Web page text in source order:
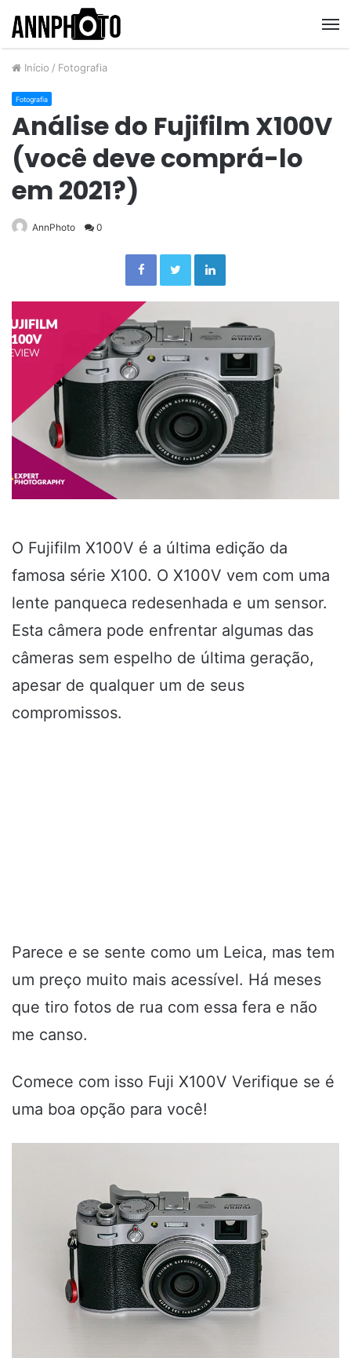
Início / Fotografia
Fotografia
Análise do Fujifilm X100V
(você deve comprá-lo
em 2021?)
AnnPhoto 0
FacebookTwitterLinkedin
O Fujifilm X100V é a última edição da
famosa série X100. O X100V vem com uma
lente panqueca redesenhada e um sensor.
Esta câmera pode enfrentar algumas das
câmeras sem espelho de última geração,
apesar de qualquer um de seus
compromissos.
Parece e se sente como um Leica, mas tem
um preço muito mais acessível. Há meses
que tiro fotos de rua com essa fera e não
me canso.
Comece com isso Fuji X100V Verifique se é
uma boa opção para você!